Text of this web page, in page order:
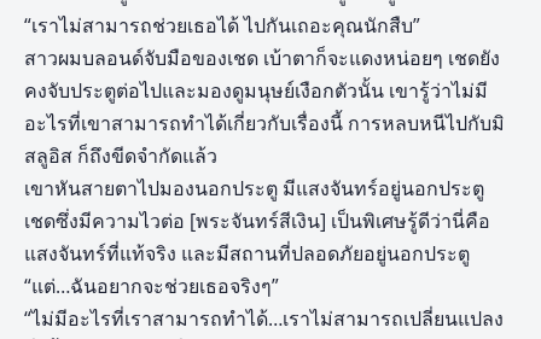
“เราไม่สามารถช่วยเธอได้ ไปกันเถอะคุณนักสืบ”
สาวผมบลอนด์จับมือของเชด เบ้าตาก็จะแดงหน่อยๆ เชดยัง
คงจับประตูต่อไปและมองดูมนุษย์เงือกตัวนั้น เขารู้ว่าไม่มี
อะไรที่เขาสามารถทำได้เกี่ยวกับเรื่องนี้ การหลบหนีไปกับมิ
สลูอิส ก็ถึงขีดจำกัดแล้ว
เขาหันสายตาไปมองนอกประตู มีแสงจันทร์อยู่นอกประตู
เชดซึ่งมีความไวต่อ [พระจันทร์สีเงิน] เป็นพิเศษรู้ดีว่านี่คือ
แสงจันทร์ที่แท้จริง และมีสถานที่ปลอดภัยอยู่นอกประตู
“แต่…ฉันอยากจะช่วยเธอจริงๆ”
“ไม่มีอะไรที่เราสามารถทำได้…เราไม่สามารถเปลี่ยนแปลง